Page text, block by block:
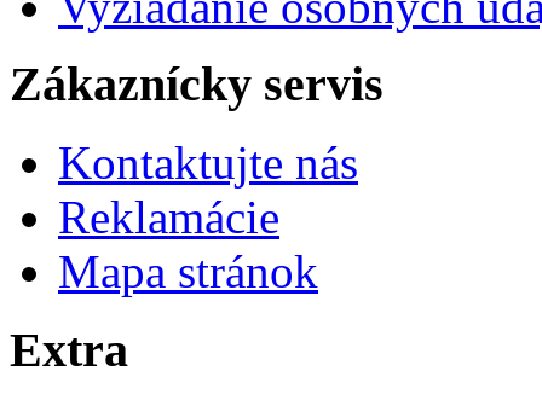
Zákaznícky servis
Kontaktujte nás
Reklamácie
Mapa stránok
Extra